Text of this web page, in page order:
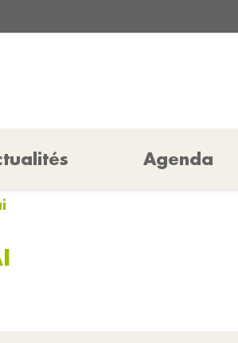
Agenda